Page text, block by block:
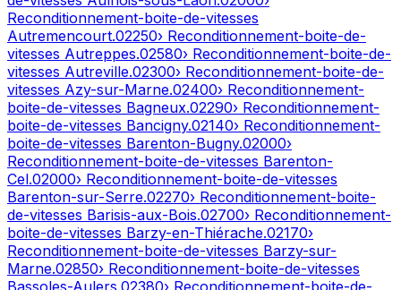
Reconditionnement-boite-de-vitesses
Autremencourt.02250› Reconditionnement-boite-de-
vitesses Autreppes.02580› Reconditionnement-boite-de-
vitesses Autreville.02300› Reconditionnement-boite-de-
vitesses Azy-sur-Marne.02400› Reconditionnement-
boite-de-vitesses Bagneux.02290› Reconditionnement-
boite-de-vitesses Bancigny.02140› Reconditionnement-
boite-de-vitesses Barenton-Bugny.02000›
Reconditionnement-boite-de-vitesses Barenton-
Cel.02000› Reconditionnement-boite-de-vitesses
Barenton-sur-Serre.02270› Reconditionnement-boite-
de-vitesses Barisis-aux-Bois.02700› Reconditionnement-
boite-de-vitesses Barzy-en-Thiérache.02170›
Reconditionnement-boite-de-vitesses Barzy-sur-
Marne.02850› Reconditionnement-boite-de-vitesses